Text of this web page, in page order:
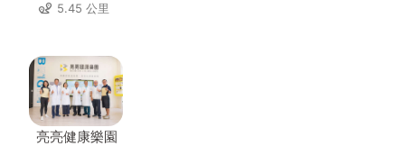
5.45 公里
亮亮健康樂園